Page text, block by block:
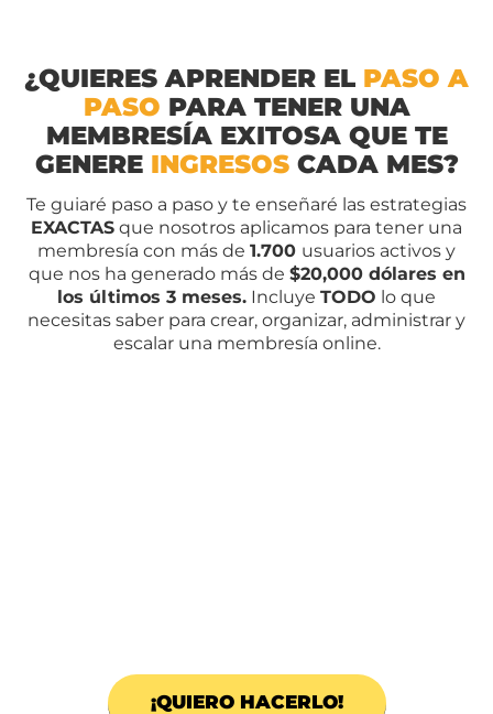
¿QUIERES APRENDER EL PASO A
PASO PARA TENER UNA
MEMBRESÍA EXITOSA QUE TE
GENERE INGRESOSCADA MES?
Te guiaré paso a paso y te enseñaré las estrategias
EXACTAS que nosotros aplicamos para tener una
membresía con más de 1.700 usuarios activos y
que nos ha generado más de $20,000 dólares en
los últimos 3 meses. Incluye TODO lo que
necesitas saber para crear, organizar, administrar y
escalar una membresía online.
¡QUIERO HACERLO!